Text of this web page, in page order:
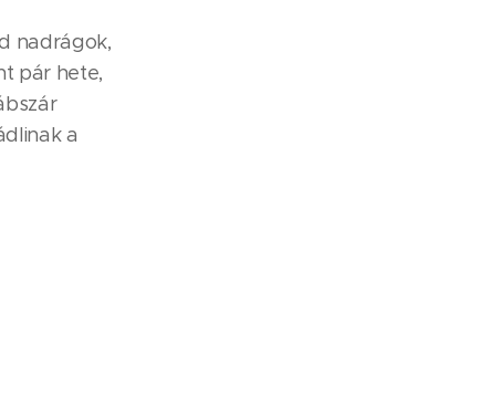
nadrágok,
pár hete,
a